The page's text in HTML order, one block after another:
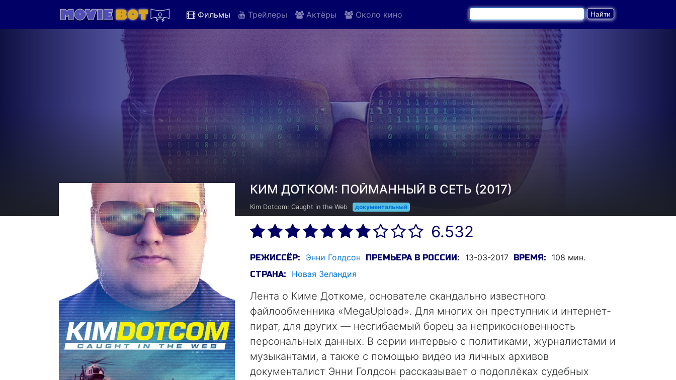
Фильмы Трейлеры Актёры Около кино
КИМ ДОТКОМ: ПОЙМАННЫЙ В СЕТЬ (2017)
Kim Dotcom: Caught in the Web документальный
6.532
РЕЖИССЁР: Энни Голдсон ПРЕМЬЕРА В РОССИИ: 13-03-2017 ВРЕМЯ: 108 мин.
СТРАНА: Новая Зеландия
Лента о Киме Доткоме, основателе скандально известного
файлообменника «MegaUpload». Для многих он преступник и интернет-
пират, для других — несгибаемый борец за неприкосновенность
персональных данных. В серии интервью с политиками, журналистами и
музыкантами, а также с помощью видео из личных архивов
документалист Энни Голдсон рассказывает о подоплёках судебных